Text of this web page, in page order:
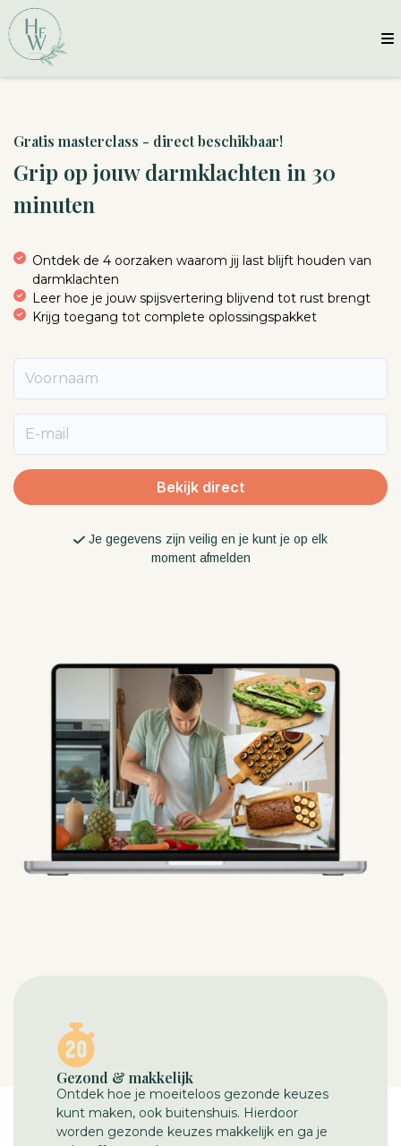
Gratis masterclass - direct beschikbaar!
Grip op jouw darmklachten in 30
minuten
Ontdek de 4 oorzaken waarom jij last blijft houden van
darmklachten
Leer hoe je jouw spijsvertering blijvend tot rust brengt
Krijg toegang tot complete oplossingspakket
Voornaam
E-mail
Bekijk direct
Je gegevens zijn veilig en je kunt je op elk
moment afmelden
Gezond & makkelijk
Ontdek hoe je moeiteloos gezonde keuzes
kunt maken, ook buitenshuis. Hierdoor
worden gezonde keuzes makkelijk en ga je